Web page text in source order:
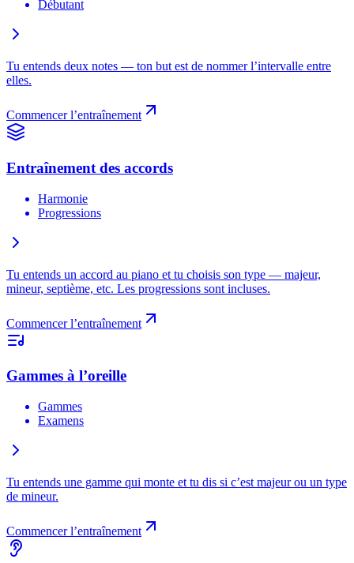
Débutant
Tu entends deux notes — ton but est de nommer l’intervalle entre
elles.
Commencer l’entraînement
Entraînement des accords
Harmonie
Progressions
Tu entends un accord au piano et tu choisis son type — majeur,
mineur, septième, etc. Les progressions sont incluses.
Commencer l’entraînement
Gammes à l’oreille
Gammes
Examens
Tu entends une gamme qui monte et tu dis si c’est majeur ou un type
de mineur.
Commencer l’entraînement